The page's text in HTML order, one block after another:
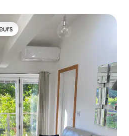
les plus appréciés